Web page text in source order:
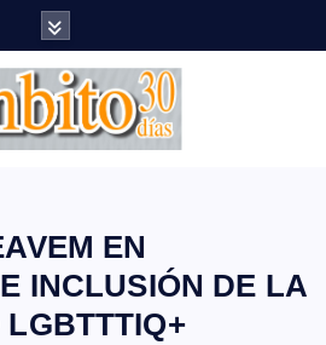
EN
INCLUSIÓN DE LA